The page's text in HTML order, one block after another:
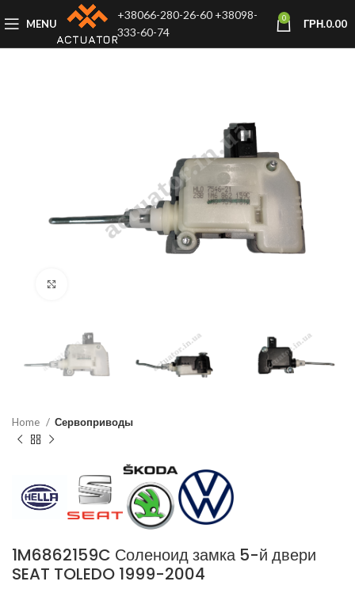
MENU
+38066-280-26-60 +38098-
333-60-74
0 ГРН.0.00
Home Сервоприводы
1M6862159C Соленоид замка 5-й двери
SEAT TOLEDO 1999-2004